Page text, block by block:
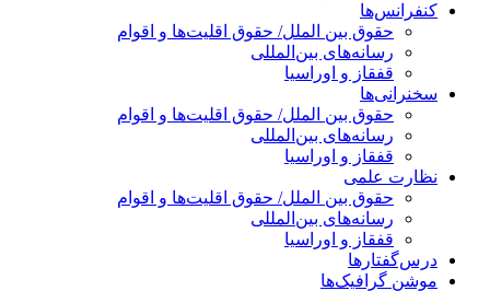
کنفرانس‌ها
حقوق بین الملل/ حقوق اقلیت‌ها و اقوام
رسانه‌های بین‌المللی
قفقاز و اوراسیا
سخنرانی‌ها
حقوق بین الملل/ حقوق اقلیت‌ها و اقوام
رسانه‌های بین‌المللی
قفقاز و اوراسیا
نظارت علمی
حقوق بین الملل/ حقوق اقلیت‌ها و اقوام
رسانه‌های بین‌المللی
قفقاز و اوراسیا
درس‌گفتارها
موشن گرافیک‌ها